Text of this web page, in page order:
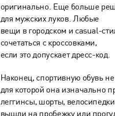
оригинально. Еще больше
для мужских луков. Любые
вещи в городском и casual-
сочетаться с кроссовками,
если это допускает дресс-код.
Наконец, спортивную обувь
для которой она изначально
леггинсы, шорты,
вышли на пробежку или